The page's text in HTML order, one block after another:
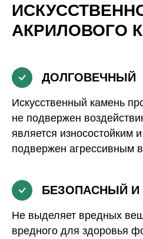
АКРИЛОВОГО
ДОЛГОВЕЧНЫЙ
Искусственный камень
не подвержен
является износостойким
подвержен агрессивным
БЕЗОПАСНЫЙ И
Не выделяет вредных
вредного для здоровья